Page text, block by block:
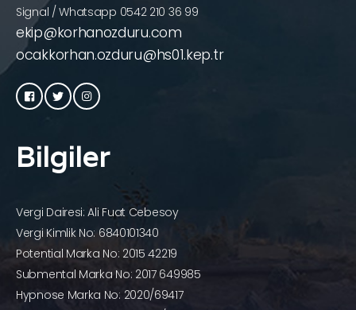
Signal / Whatsapp 0542 210 36 99
ekip@korhanozduru.com
ocakkorhan.ozduru@hs01.kep.tr
Bilgiler
Vergi Dairesi: Ali Fuat Cebesoy
Vergi Kimlik No: 6840101340
Potential Marka No: 2015 42219
Submental Marka No: 2017 649985
Hypnose Marka No: 2020/69417